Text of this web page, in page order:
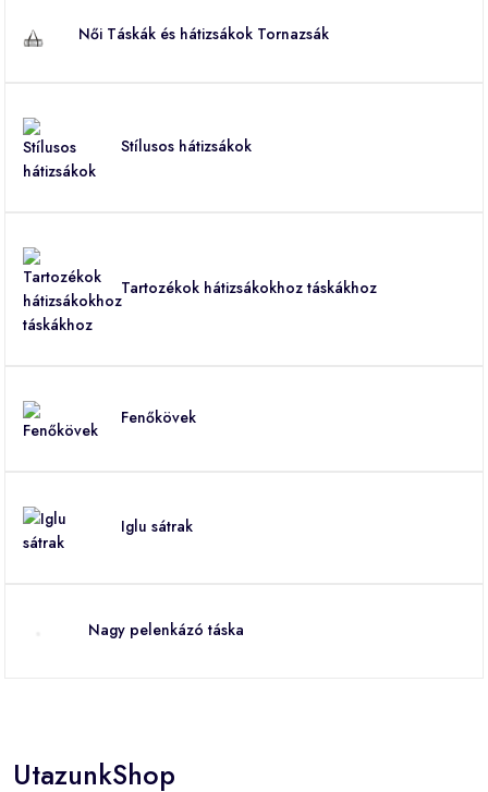
Női Táskák és hátizsákok Tornazsák
Stílusos hátizsákok
Tartozékok hátizsákokhoz táskákhoz
Fenőkövek
Iglu sátrak
Nagy pelenkázó táska
UtazunkShop